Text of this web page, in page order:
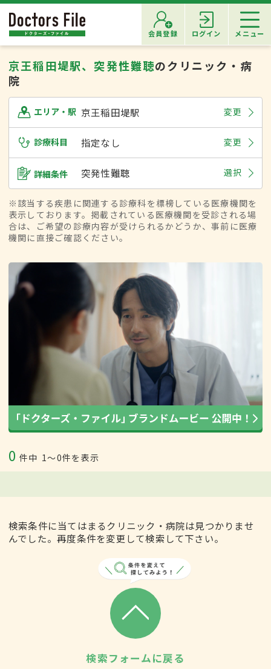
会員登録 ログイン メニュー
京王稲田堤駅、突発性難聴のクリニック・病
院
エリア・駅 京王稲田堤駅 変更
診療科目 指定なし 変更
詳細条件 突発性難聴 選択
※該当する疾患に関連する診療科を標榜している医療機関を
表示しております。掲載されている医療機関を受診される場
合は、ご希望の診療内容が受けられるかどうか、事前に医療
機関に直接ご確認ください。
0 件中 1〜0件を表示
検索条件に当てはまるクリニック・病院は見つかりませ
んでした。再度条件を変更して検索して下さい。
検索フォームに戻る